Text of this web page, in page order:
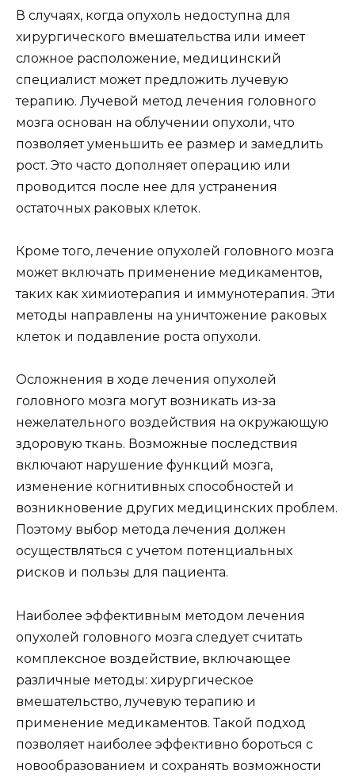
В случаях, когда опухоль недоступна для
хирургического вмешательства или имеет
сложное расположение, медицинский
специалист может предложить лучевую
терапию. Лучевой метод лечения головного
мозга основан на облучении опухоли, что
позволяет уменьшить ее размер и замедлить
рост. Это часто дополняет операцию или
проводится после нее для устранения
остаточных раковых клеток.
Кроме того, лечение опухолей головного мозга
может включать применение медикаментов,
таких как химиотерапия и иммунотерапия. Эти
методы направлены на уничтожение раковых
клеток и подавление роста опухоли.
Осложнения в ходе лечения опухолей
головного мозга могут возникать из-за
нежелательного воздействия на окружающую
здоровую ткань. Возможные последствия
включают нарушение функций мозга,
изменение когнитивных способностей и
возникновение других медицинских проблем.
Поэтому выбор метода лечения должен
осуществляться с учетом потенциальных
рисков и пользы для пациента.
Наиболее эффективным методом лечения
опухолей головного мозга следует считать
комплексное воздействие, включающее
различные методы: хирургическое
вмешательство, лучевую терапию и
применение медикаментов. Такой подход
позволяет наиболее эффективно бороться с
новообразованием и сохранять возможности